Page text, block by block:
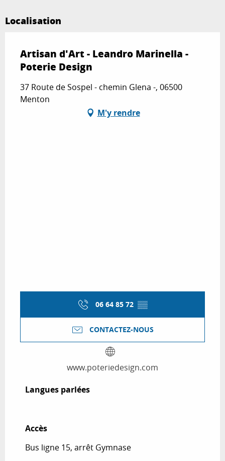
Localisation
Artisan d'Art - Leandro Marinella -
Poterie Design
37 Route de Sospel - chemin Glena -, 06500
Menton
M'y rendre
06 64 85 72 ▒▒
CONTACTEZ-NOUS
www.poteriedesign.com
Langues parlées
Langues parlées
Accès
Accès
Bus ligne 15, arrêt Gymnase